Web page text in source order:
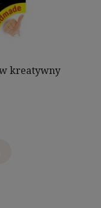
kreatywny